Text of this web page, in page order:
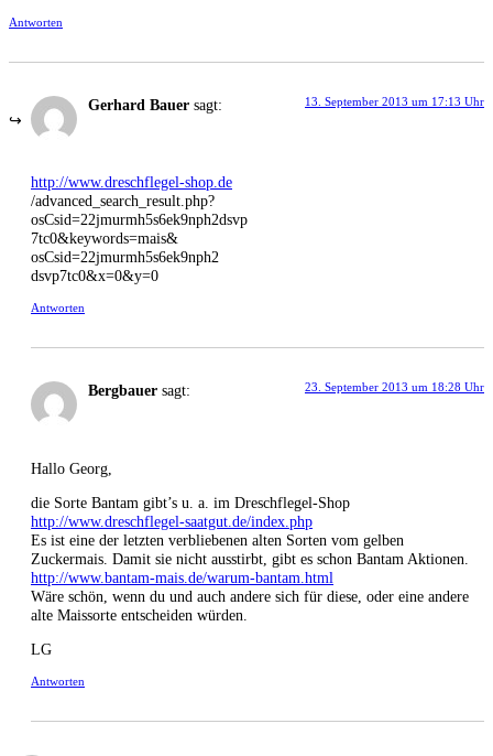
Antworten
Gerhard Bauer sagt: 13. September 2013 um 17:13 Uhr
http://www.dreschflegel-shop.de
/advanced_search_result.php?
osCsid=22jmurmh5s6ek9nph2dsvp
7tc0&keywords=mais&
osCsid=22jmurmh5s6ek9nph2
dsvp7tc0&x=0&y=0
Antworten
Bergbauer sagt: 23. September 2013 um 18:28 Uhr
Hallo Georg,
die Sorte Bantam gibt’s u. a. im Dreschflegel-Shop
http://www.dreschflegel-saatgut.de/index.php
Es ist eine der letzten verbliebenen alten Sorten vom gelben
Zuckermais. Damit sie nicht ausstirbt, gibt es schon Bantam Aktionen.
http://www.bantam-mais.de/warum-bantam.html
Wäre schön, wenn du und auch andere sich für diese, oder eine andere
alte Maissorte entscheiden würden.
LG
Antworten